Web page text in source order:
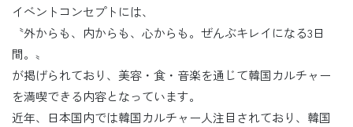
イベントコンセプトには、
〝外からも、内からも、心からも。ぜんぶキレイになる3日
間。〟
が掲げられており、美容・食・音楽を通じて韓国カルチャー
を満喫できる内容となっています。
近年、日本国内では韓国カルチャー人注目されており、韓国